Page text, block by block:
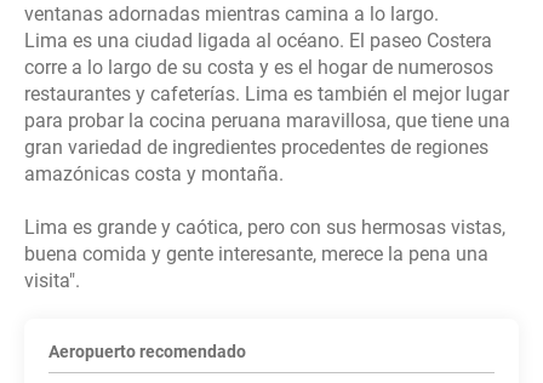
ventanas adornadas mientras camina a lo largo.
Lima es una ciudad ligada al océano. El paseo Costera
corre a lo largo de su costa y es el hogar de numerosos
restaurantes y cafeterías. Lima es también el mejor lugar
para probar la cocina peruana maravillosa, que tiene una
gran variedad de ingredientes procedentes de regiones
amazónicas costa y montaña.
Lima es grande y caótica, pero con sus hermosas vistas,
buena comida y gente interesante, merece la pena una
Aeropuerto recomendado